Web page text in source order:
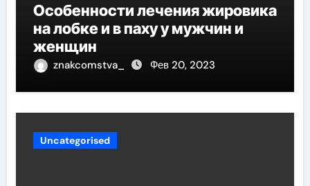
Особенности лечения жировика
на лобке и в паху у мужчин и
женщин
znakcomstva_ Фев 20, 2023
Uncategorised